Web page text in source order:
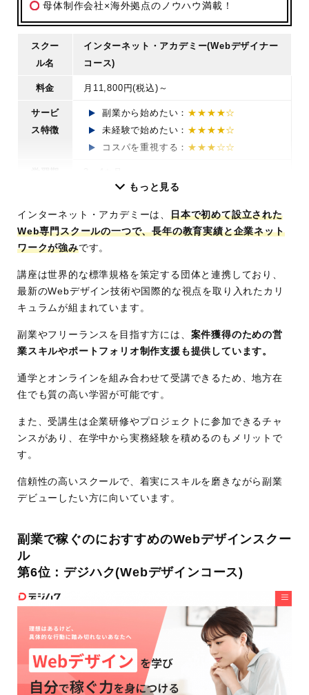
母体制作会社×海外拠点のノウハウ満載！
スクー
ル名
インターネット・アカデミー(Webデザイナー
コース)
料金 月11,800円(税込)～
サービ
ス特徴
副業から始めたい： ★★★★☆
未経験で始めたい： ★★★★☆
コスパを重視する： ★★★☆☆
講座時
間
学習目安48～96時間（授業回数24回）
学習ス
タイル
オンライン＋通学の組み合わせ可能
学習内
容・コ
ース
Webデザインの基本/HTML/CSS/JavaScript/
コーディング/Photshop/Illustratorなど
サポー
ト体制
プロ講師による添削
オンライン質問対応
ラーニングスペース利用
ライブ授業
オンデマンド授業
社
もっと見る
インターネット・アカデミーは、 日本で初めて設立された
Web専門スクールの一つで、長年の教育実績と企業ネット
ワークが強みです。
講座は世界的な標準規格を策定する団体と連携しており、
最新のWebデザイン技術や国際的な視点を取り入れたカリ
キュラムが組まれています。
副業やフリーランスを目指す方には、 案件獲得のための営
業スキルやポートフォリオ制作支援も提供しています。
通学とオンラインを組み合わせて受講できるため、地方在
住でも質の高い学習が可能です。
また、受講生は企業研修やプロジェクトに参加できるチャ
ンスがあり、在学中から実務経験を積めるのもメリットで
す。
信頼性の高いスクールで、着実にスキルを磨きながら副業
デビューしたい方に向いています。
副業で稼ぐのにおすすめのWebデザインスクー
ル
第6位：デジハク(Webデザインコース)